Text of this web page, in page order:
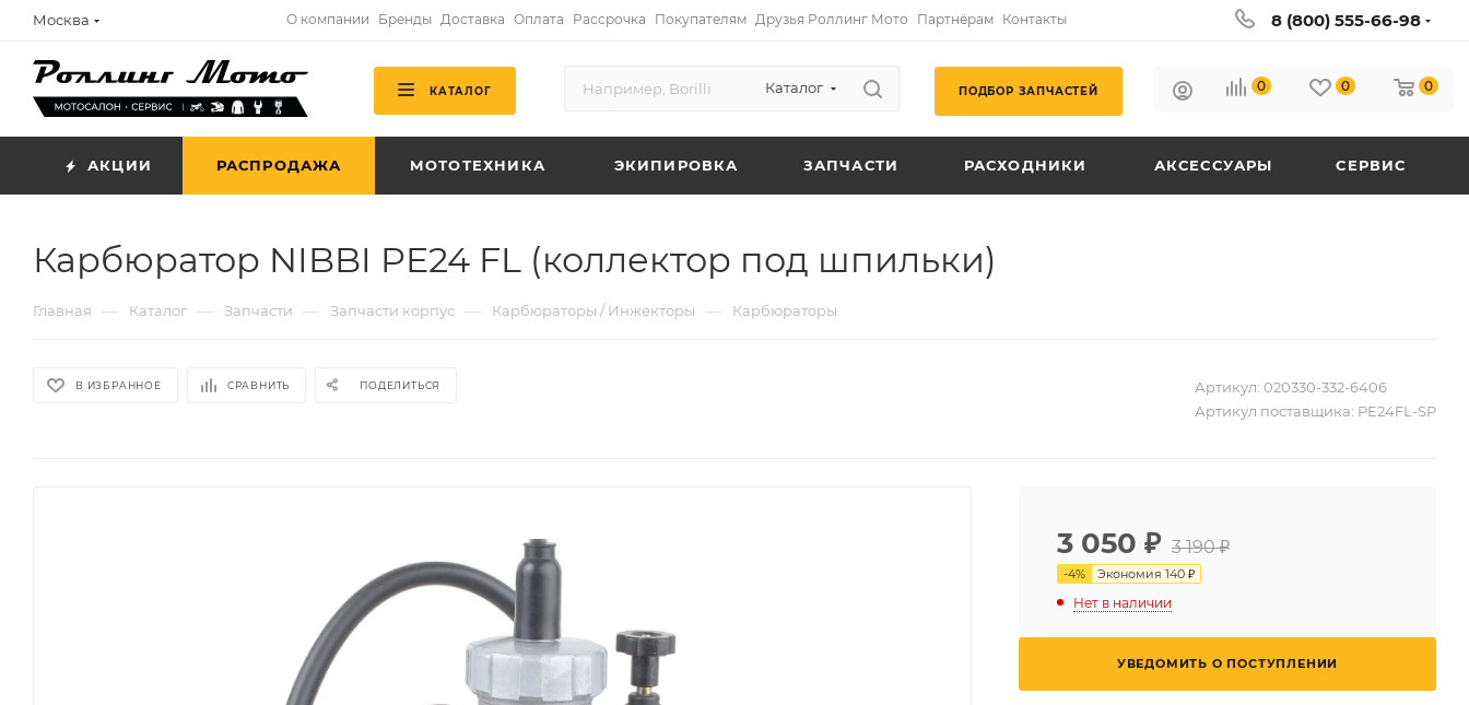
Москва О компании Бренды Доставка Оплата Рассрочка Покупателям Друзья Роллинг Мото Партнёрам Контакты 8 (800) 555-66-98
КАТАЛОГ Каталог ПОДБОР ЗАПЧАСТЕЙ 0 0 0
АКЦИИ РАСПРОДАЖА МОТОТЕХНИКА ЭКИПИРОВКА ЗАПЧАСТИ РАСХОДНИКИ АКСЕССУАРЫ СЕРВИС
Карбюратор NIBBI PE24 FL (коллектор под шпильки)
Главная — Каталог — Запчасти — Запчасти корпус — Карбюраторы / Инжекторы — Карбюраторы
В ИЗБРАННОЕ СРАВНИТЬ ПОДЕЛИТЬСЯ Артикул: 020330-332-6406
Артикул поставщика: PE24FL-SP
3 050 ₽ 3 190 ₽
-4% Экономия 140 ₽
Нет в наличии
УВЕДОМИТЬ О ПОСТУПЛЕНИИ